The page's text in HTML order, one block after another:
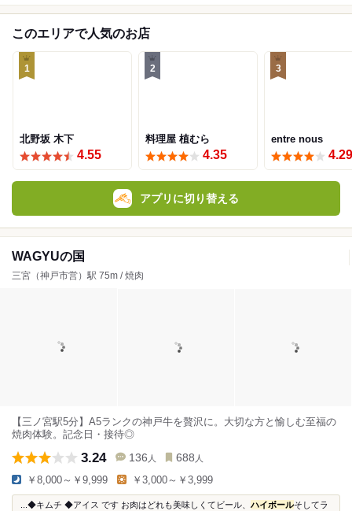
このエリアで人気のお店
1
北野坂 木下
4.55
2
料理屋 植むら
4.35
3
entre nous
4.29
アプリに切り替える
WAGYUの国
三宮（神戸市営）駅 75m / 焼肉
【三ノ宮駅5分】A5ランクの神戸牛を贅沢に。大切な方と愉しむ至福の
焼肉体験。記念日・接待◎
3.24 136 人 688 人
￥8,000～￥9,999 ￥3,000～￥3,999
...◆キムチ ◆アイス です お肉はどれも美味しくてビール、 ハイボールそしてラ